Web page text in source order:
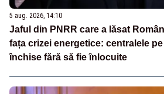
5 aug. 2026, 14:10
Jaful din PNRR care a lăsat
fața crizei energetice: centralele
închise fără să fie înlocuite